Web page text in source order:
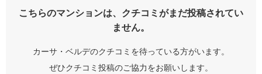
こちらのマンションは、クチコミがまだ投稿されてい
ません。
カーサ・ベルデのクチコミを待っている方がいます。
ぜひクチコミ投稿のご協力をお願いします。